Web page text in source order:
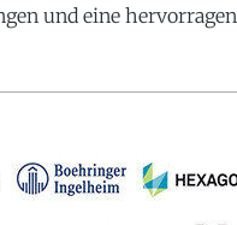
und eine